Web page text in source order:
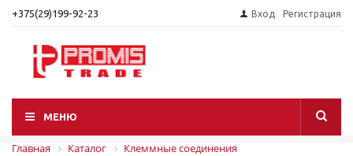
+375(29)199-92-23 Вход Регистрация
МЕНЮ
Главная Каталог
Клеммные соединения